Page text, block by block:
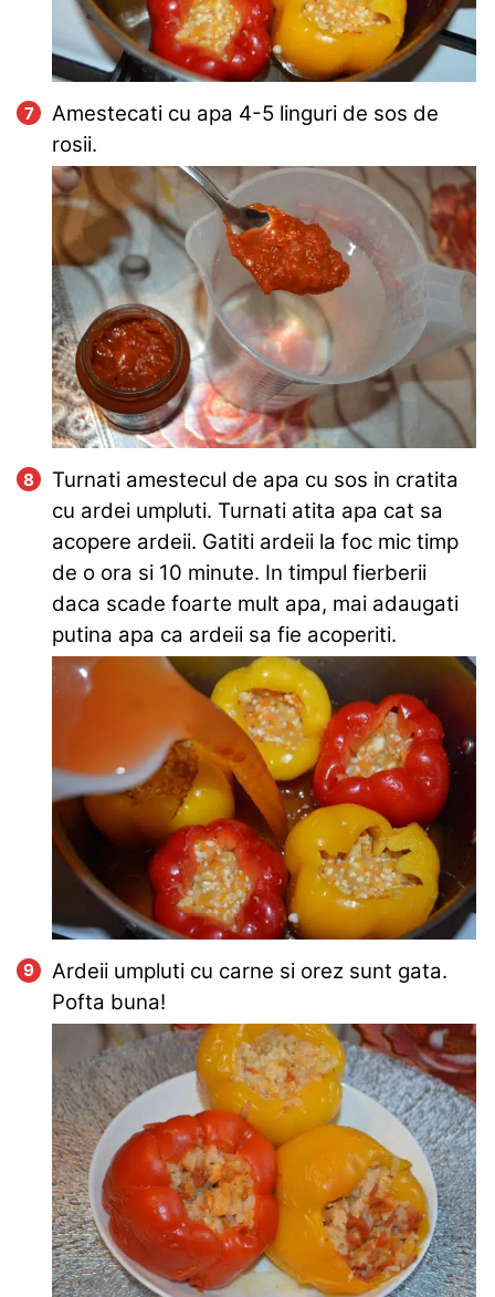
Amestecati cu apa 4-5 linguri de sos de
rosii.
Turnati amestecul de apa cu sos in cratita
cu ardei umpluti. Turnati atita apa cat sa
acopere ardeii. Gatiti ardeii la foc mic timp
de o ora si 10 minute. In timpul fierberii
daca scade foarte mult apa, mai adaugati
putina apa ca ardeii sa fie acoperiti.
Ardeii umpluti cu carne si orez sunt gata.
Pofta buna!